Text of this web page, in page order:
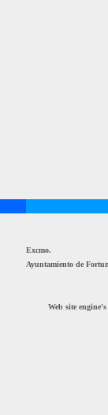
Excmo.
Ayuntamiento de
Web site